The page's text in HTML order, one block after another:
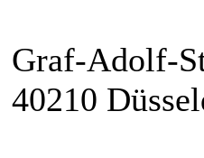
Graf-Adolf-
40210